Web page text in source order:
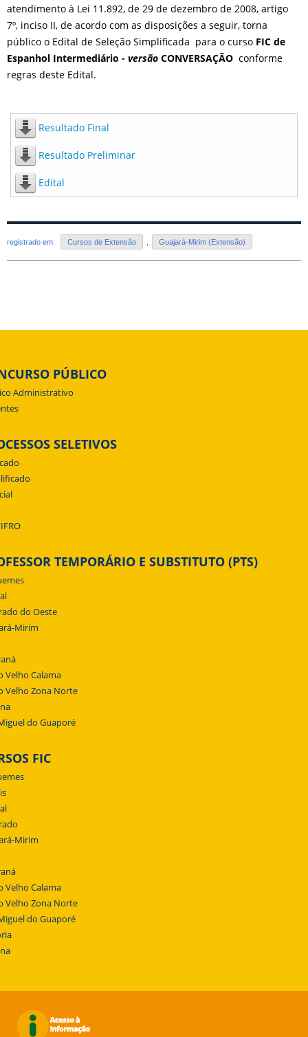
atendimento à Lei 11.892, de 29 de dezembro de 2008, artigo
7º, inciso II, de acordo com as disposições a seguir, torna
público o Edital de Seleção Simplificada para o curso FIC de
Espanhol Intermediário - versão CONVERSAÇÃO conforme
regras deste Edital.
Resultado Final
Resultado Preliminar
Edital
registrado em: Cursos de Extensão , Guajará-Mirim (Extensão)
PÚBLICO
Administrativo
SELETIVOS
TEMPORÁRIO E SUBSTITUTO (PTS)
do Oeste
Mirim
Velho Calama
Velho Zona Norte
do Guaporé
FIC
Mirim
Velho Calama
Velho Zona Norte
do Guaporé